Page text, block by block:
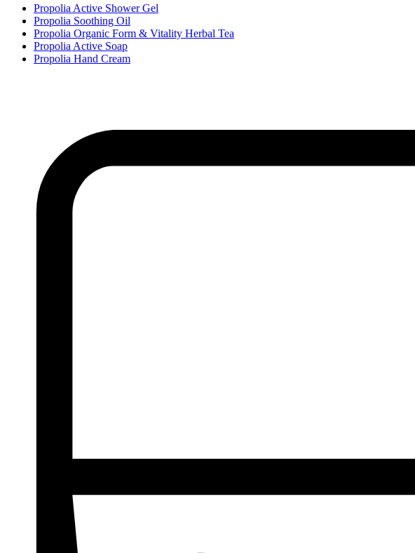
Propolia Active Shower Gel
Propolia Soothing Oil
Propolia Organic Form & Vitality Herbal Tea
Propolia Active Soap
Propolia Hand Cream